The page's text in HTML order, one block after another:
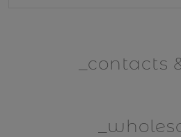
contacts